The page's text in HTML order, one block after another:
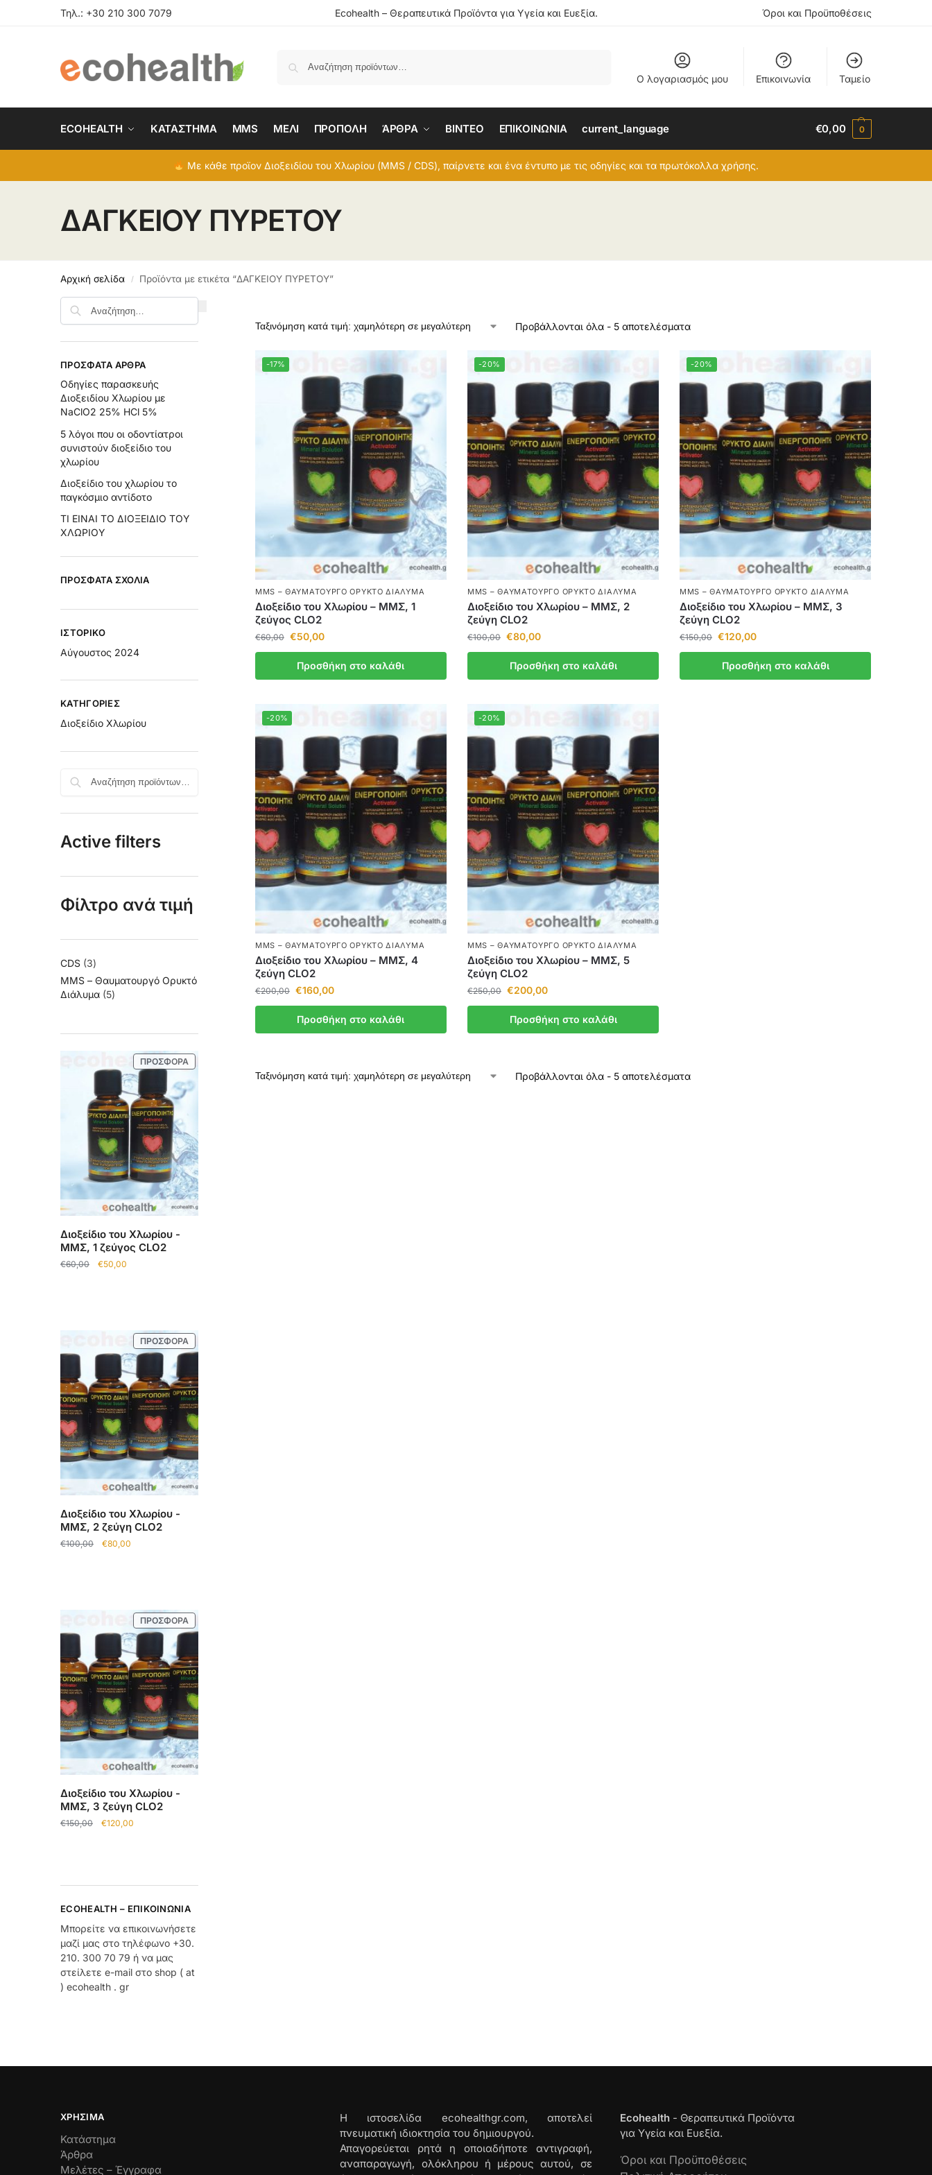
Τηλ.: +30 210 300 7079 Ecohealth – Θεραπευτικά Προϊόντα για Υγεία και Ευεξία. Όροι και Προϋποθέσεις
Ο λογαριασμός μου Επικοινωνία Ταμείο
ECOHEALTH ΚΑΤΑΣΤΗΜΑ MMS ΜΕΛΙ ΠΡΟΠΟΛΗ ΆΡΘΡΑ BINTEO ΕΠΙΚΟΙΝΩΝΙΑ current_language €0,00 0
Με κάθε προϊον Διοξειδίου του Χλωρίου (MMS / CDS), παίρνετε και ένα έντυπο με τις οδηγίες και τα πρωτόκολλα χρήσης.
ΔΑΓΚΕΙΟΥ ΠΥΡΕΤΟΥ
Αρχική σελίδα / Προϊόντα με ετικέτα “ΔΑΓΚΕΙΟΥ ΠΥΡΕΤΟΥ”
Προβάλλονται όλα - 5 αποτελέσματα
-17%
MMS – ΘΑΥΜΑΤΟΥΡΓΌ ΟΡΥΚΤΌ ΔΙΆΛΥΜΑ
Διοξείδιο του Χλωρίου – ΜΜΣ, 1
ζεύγος CLO2
€60,00 €50,00
Προσθήκη στο καλάθι
-20%
MMS – ΘΑΥΜΑΤΟΥΡΓΌ ΟΡΥΚΤΌ ΔΙΆΛΥΜΑ
Διοξείδιο του Χλωρίου – ΜΜΣ, 2
ζεύγη CLO2
€100,00 €80,00
Προσθήκη στο καλάθι
-20%
MMS – ΘΑΥΜΑΤΟΥΡΓΌ ΟΡΥΚΤΌ ΔΙΆΛΥΜΑ
Διοξείδιο του Χλωρίου – ΜΜΣ, 3
ζεύγη CLO2
€150,00 €120,00
Προσθήκη στο καλάθι
-20%
MMS – ΘΑΥΜΑΤΟΥΡΓΌ ΟΡΥΚΤΌ ΔΙΆΛΥΜΑ
Διοξείδιο του Χλωρίου – ΜΜΣ, 4
ζεύγη CLO2
€200,00 €160,00
Προσθήκη στο καλάθι
-20%
MMS – ΘΑΥΜΑΤΟΥΡΓΌ ΟΡΥΚΤΌ ΔΙΆΛΥΜΑ
Διοξείδιο του Χλωρίου – ΜΜΣ, 5
ζεύγη CLO2
€250,00 €200,00
Προσθήκη στο καλάθι
Προβάλλονται όλα - 5 αποτελέσματα
ΠΡΌΣΦΑΤΑ ΆΡΘΡΑ
Οδηγίες παρασκευής
Διοξειδίου Χλωρίου με
NaClO2 25% HCl 5%
5 λόγοι που οι οδοντίατροι
συνιστούν διοξείδιο του
χλωρίου
Διοξείδιο του χλωρίου το
παγκόσμιο αντίδοτο
ΤΙ ΕΙΝΑΙ ΤΟ ΔΙΟΞΕΙΔΙΟ ΤΟΥ
ΧΛΩΡΙΟΥ
ΠΡΌΣΦΑΤΑ ΣΧΌΛΙΑ
ΙΣΤΟΡΙΚΌ
Αύγουστος 2024
KΑΤΗΓΟΡΊΕΣ
Διοξείδιο Χλωρίου
Active filters
Φίλτρο ανά τιμή
CDS 3
MMS – Θαυματουργό Ορυκτό
Διάλυμα 5
ΠΡΟΣΦΟΡΆ
Διοξείδιο του Χλωρίου -
ΜΜΣ, 1 ζεύγος CLO2
€60,00 €50,00
ΠΡΟΣΦΟΡΆ
Διοξείδιο του Χλωρίου -
ΜΜΣ, 2 ζεύγη CLO2
€100,00 €80,00
ΠΡΟΣΦΟΡΆ
Διοξείδιο του Χλωρίου -
ΜΜΣ, 3 ζεύγη CLO2
€150,00 €120,00
ECOHEALTH – ΕΠΙΚΟΙΝΩΝΊΑ
Μπορείτε να επικοινωνήσετε
μαζί μας στο τηλέφωνο +30.
210. 300 70 79 ή να μας
στείλετε e-mail στο shop ( at
) ecohealth . gr
ΧΡΉΣΙΜΑ
Κατάστημα
Άρθρα
Μελέτες – Έγγραφα
Η ιστοσελίδα ecohealthgr.com, αποτελεί
πνευματική ιδιοκτησία του δημιουργού.
Απαγορεύεται ρητά η οποιαδήποτε αντιγραφή,
αναπαραγωγή, ολόκληρου ή μέρους αυτού, σε
Ecohealth- Θεραπευτικά Προϊόντα
για Υγεία και Ευεξία.
Όροι και Προϋποθέσεις